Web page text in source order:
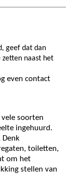
geef dat dan
naast het
even contact
soorten
ingehuurd.
Denk
toiletten,
om het
stellen van